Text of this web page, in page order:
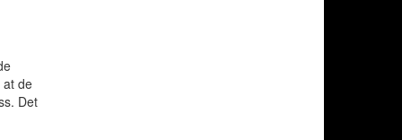
at de
Det